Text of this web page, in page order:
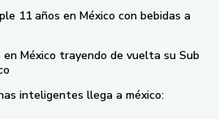
11 años en México con bebidas a
México trayendo de vuelta su Sub
inteligentes llega a méxico: